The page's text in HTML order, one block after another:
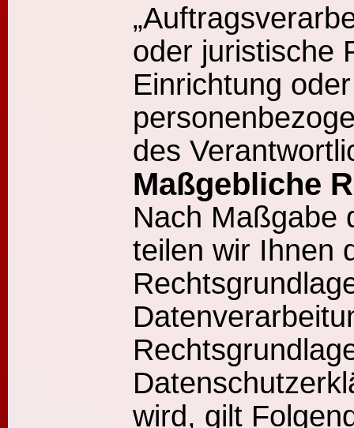
oder juristische
Einrichtung
des
Maßgebliche
Nach Maßgabe
teilen wir Ihnen
wird, gilt